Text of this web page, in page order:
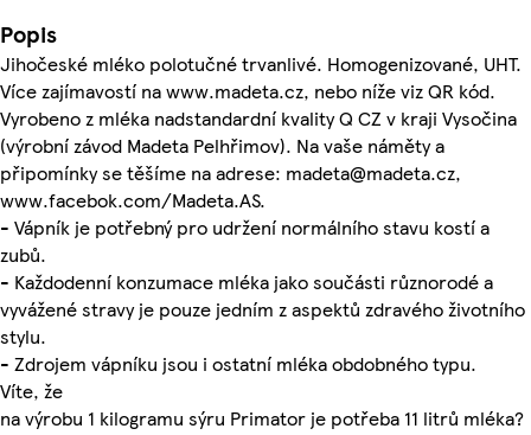
Popis
Jihočeské mléko polotučné trvanlivé. Homogenizované, UHT.
Více zajímavostí na www.madeta.cz, nebo níže viz QR kód.
Vyrobeno z mléka nadstandardní kvality Q CZ v kraji Vysočina
(výrobní závod Madeta Pelhřimov). Na vaše náměty a
připomínky se těšíme na adrese: madeta@madeta.cz,
www.facebok.com/Madeta.AS.
- Vápník je potřebný pro udržení normálního stavu kostí a
zubů.
- Každodenní konzumace mléka jako součásti různorodé a
vyvážené stravy je pouze jedním z aspektů zdravého životního
stylu.
- Zdrojem vápníku jsou i ostatní mléka obdobného typu.
Víte, že
na výrobu 1 kilogramu sýru Primator je potřeba 11 litrů mléka?